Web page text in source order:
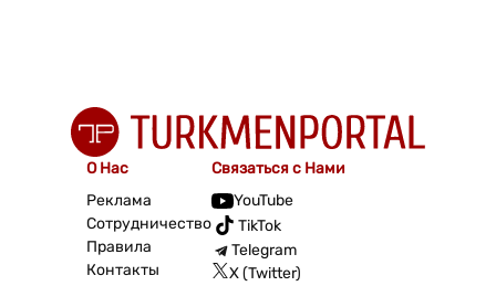
О Нас
Реклама
Сотрудничество
Правила
Контакты
Связаться с Нами
YouTube
TikTok
Telegram
X (Twitter)